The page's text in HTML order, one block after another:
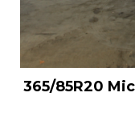
365/85R20